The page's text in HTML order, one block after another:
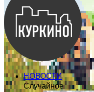
НОВОСТИ
Случайное